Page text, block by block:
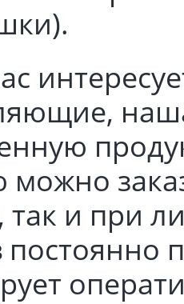
можно
так и при